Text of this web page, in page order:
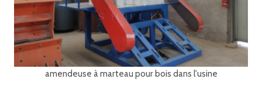
amendeuse à marteau pour bois dans l'usine